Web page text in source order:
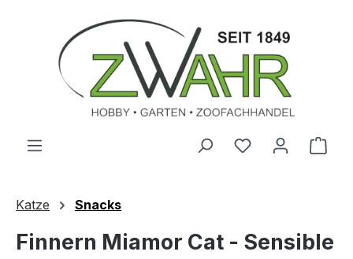
Zum Hauptinhalt springen
Katze Snacks
Finnern Miamor Cat - Sensible